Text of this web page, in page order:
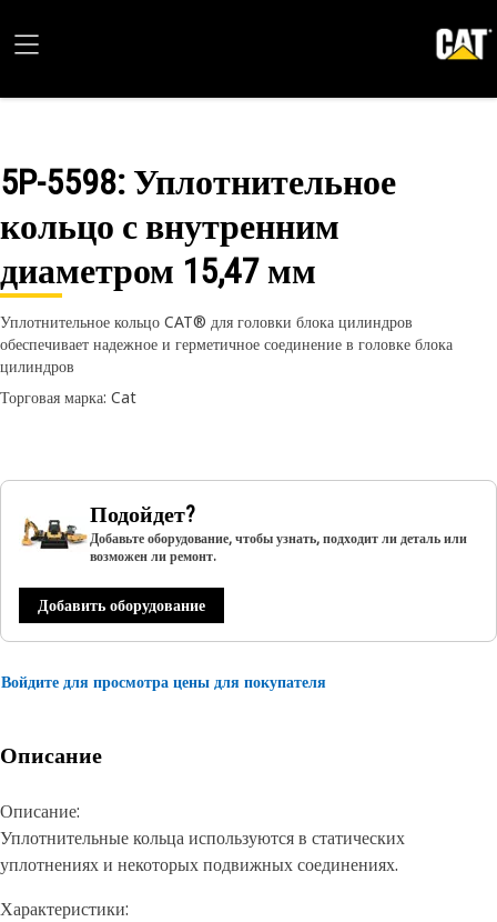
5P-5598: Уплотнительное
кольцо с внутренним
диаметром 15,47 мм
Уплотнительное кольцо CAT® для головки блока цилиндров
обеспечивает надежное и герметичное соединение в головке блока
цилиндров
Торговая марка: Cat
Подойдет?
Добавьте оборудование, чтобы узнать, подходит ли деталь или
возможен ли ремонт.
Добавить оборудование
Войдите для просмотра цены для покупателя
Описание
Описание:
Уплотнительные кольца используются в статических
уплотнениях и некоторых подвижных соединениях.
Характеристики: